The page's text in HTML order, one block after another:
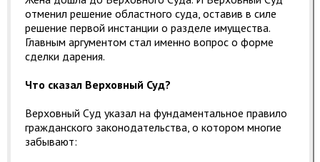
отменил решение областного суда, оставив в силе
решение первой инстанции о разделе имущества.
Главным аргументом стал именно вопрос о форме
сделки дарения.
Что сказал Верховный Суд?
Верховный Суд указал на фундаментальное правило
гражданского законодательства, о котором многие
забывают: